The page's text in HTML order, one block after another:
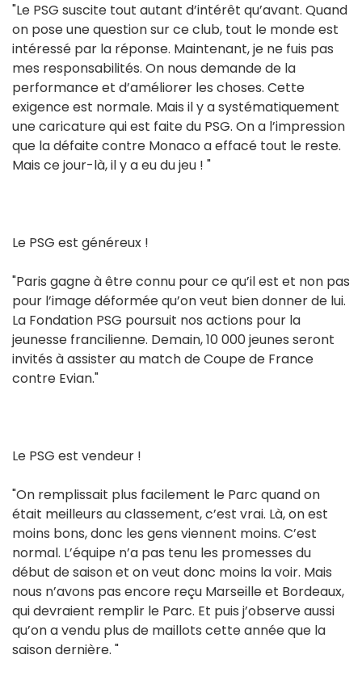
"Le PSG suscite tout autant d’intérêt qu’avant. Quand
on pose une question sur ce club, tout le monde est
intéressé par la réponse. Maintenant, je ne fuis pas
mes responsabilités. On nous demande de la
performance et d’améliorer les choses. Cette
exigence est normale. Mais il y a systématiquement
une caricature qui est faite du PSG. On a l’impression
que la défaite contre Monaco a effacé tout le reste.
Mais ce jour-là, il y a eu du jeu ! "
Le PSG est généreux !
"Paris gagne à être connu pour ce qu’il est et non pas
pour l’image déformée qu’on veut bien donner de lui.
La Fondation PSG poursuit nos actions pour la
jeunesse francilienne. Demain, 10 000 jeunes seront
invités à assister au match de Coupe de France
contre Evian."
Le PSG est vendeur !
"On remplissait plus facilement le Parc quand on
était meilleurs au classement, c’est vrai. Là, on est
moins bons, donc les gens viennent moins. C’est
normal. L’équipe n’a pas tenu les promesses du
début de saison et on veut donc moins la voir. Mais
nous n’avons pas encore reçu Marseille et Bordeaux,
qui devraient remplir le Parc. Et puis j’observe aussi
qu’on a vendu plus de maillots cette année que la
saison dernière. "